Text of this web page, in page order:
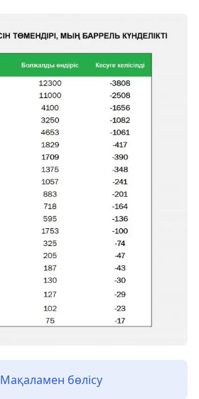
Мақаламен бөлісу